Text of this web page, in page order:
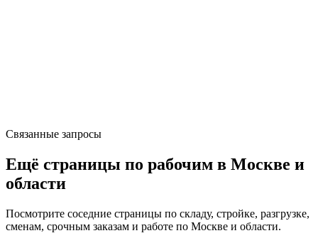
Связанные запросы
Ещё страницы по рабочим в Москве и
области
Посмотрите соседние страницы по складу, стройке, разгрузке,
сменам, срочным заказам и работе по Москве и области.